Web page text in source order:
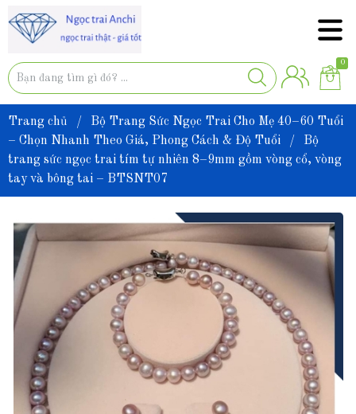
0
Trang chủ /
Bộ Trang Sức Ngọc Trai Cho Mẹ 40–60 Tuổi
– Chọn Nhanh Theo Giá, Phong Cách & Độ Tuổi
/
Bộ
trang sức ngọc trai tím tự nhiên 8–9mm gồm vòng cổ, vòng
tay và bông tai – BTSNT07